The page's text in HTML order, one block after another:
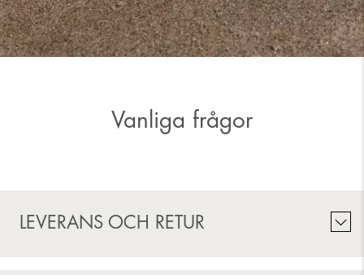
Vanliga frågor
LEVERANS OCH RETUR